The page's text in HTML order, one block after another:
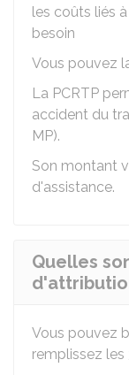
les coûts liés
besoin
Vous pouvez
La PCRTP
accident du
MP).
Son montant
d'assistance.
Quelles
Vous pouvez
remplissez les